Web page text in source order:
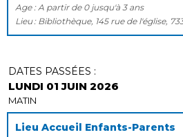
Age : A partir de 0 jusqu'à 3 ans
Lieu Bibliothèque, 145 rue de l'église,
Lieu Accueil Enfants-Parents
DATES PASSÉES :
LUNDI 01 JUIN 2026
MATIN